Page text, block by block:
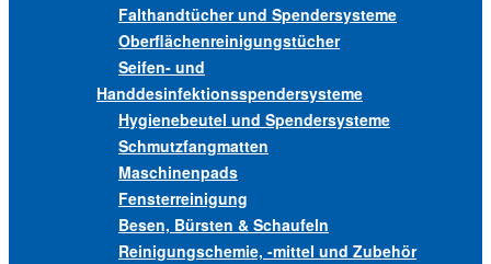
Falthandtücher und Spendersysteme
Oberflächenreinigungstücher
Seifen- und
Handdesinfektionsspendersysteme
Hygienebeutel und Spendersysteme
Schmutzfangmatten
Maschinenpads
Fensterreinigung
Besen, Bürsten & Schaufeln
Reinigungschemie, -mittel und Zubehör